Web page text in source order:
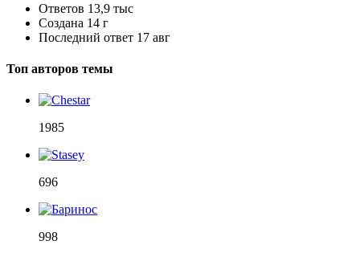
Ответов 13,9 тыс
Создана 14 г
Последний ответ 17 авг
Топ авторов темы
1985
696
998